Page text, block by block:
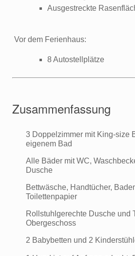
Ausgestreckte
Vor dem Ferienhaus:
8 Autostellplätze
Zusammenfassung
3 Doppelzimmer mit King-size
eigenem Bad
Alle Bäder mit WC,
Dusche
Bettwäsche, Handtücher,
Toilettenpapier
Rollstuhlgerechte Dusche und
Obergeschoss
2 Babybetten und 2